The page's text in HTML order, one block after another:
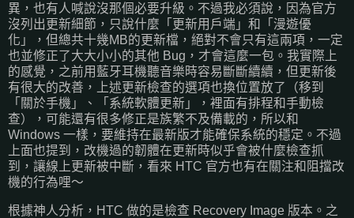
異，也有人喊說沒那個必要升級。不過我必須說，因為官方
沒列出更新細節，只說什麼「更新用戶端」和「漫遊優
化」，但總共十幾MB的更新檔，絕對不會只有這兩項，一定
也並修正了大大小小的其他 Bug，才會這麼一包。我實際上
的感覺，之前用藍牙耳機聽音樂時容易斷斷續續，但更新後
有很大的改善，上述更新檢查的選項也換位置放了（移到
「關於手機」、「系統軟體更新」，裡面有排程和手動檢
查），可能還有很多修正是族繁不及備載的，所以和
Windows 一樣，要維持在最新版才能確保系統的穩定。不過
上面也提到，改機過的韌體在更新時似乎會被什麼檢查抓
到，讓線上更新被中斷，看來 HTC 官方也有在關注和阻擋改
機的行為哩～
根據神人分析，HTC 做的是檢查 Recovery Image 版本。之